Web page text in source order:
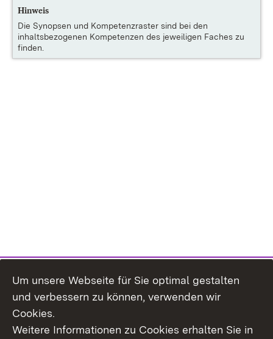
Hinweis
Die Synopsen und Kompetenzraster sind bei den
inhaltsbezogenen Kompetenzen des jeweiligen Faches zu
finden.
Um unsere Webseite für Sie optimal gestalten
und verbessern zu können, verwenden wir
Cookies.
Weitere Informationen zu Cookies erhalten Sie in